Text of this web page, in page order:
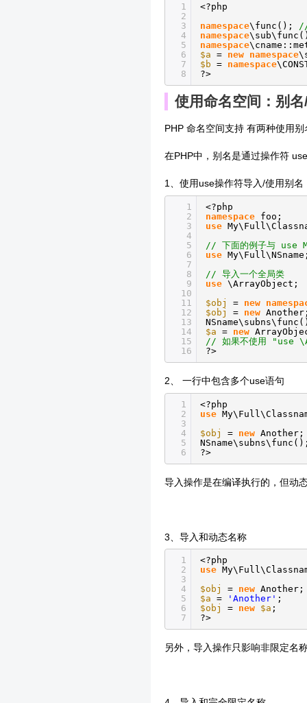
1
2
3
4
5
6
7
8
<?php
namespace\func();
namespace
namespace
$a = new namespace
$b = namespace
?>
使用命名空间：别
PHP 命名空间支持 有两种使用
在PHP中，别名是通过操作符
1、使用use操作符导入/使用别名
1
2
3
4
5
6
7
8
9
10
11
12
13
14
15
16
<?php
namespace foo;
use
// 下面的例子与 use
use
// 导入一个全局类
use \ArrayObject;
$obj
= new
$obj
= new
$a = new
// 如果不使用 "use
?>
2、 一行中包含多个use语句
1
2
3
4
5
6
<?php
use
$obj
= new
?>
导入操作是在编译执行的，但动
3、导入和动态名称
1
2
3
4
5
6
7
<?php
use
$obj
= new
$a = 'Another' ;
$obj
= new $a
?>
另外，导入操作只影响非限定名